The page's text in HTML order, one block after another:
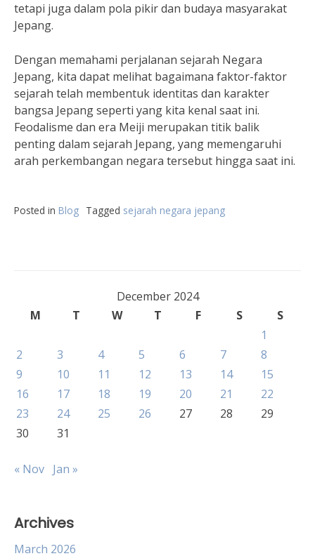
tetapi juga dalam pola pikir dan budaya masyarakat
Jepang.
Dengan memahami perjalanan sejarah Negara
Jepang, kita dapat melihat bagaimana faktor-faktor
sejarah telah membentuk identitas dan karakter
bangsa Jepang seperti yang kita kenal saat ini.
Feodalisme dan era Meiji merupakan titik balik
penting dalam sejarah Jepang, yang memengaruhi
arah perkembangan negara tersebut hingga saat ini.
Posted in Blog Tagged sejarah negara jepang
December 2024
M
T W T F S
S
1
2
3 4 5 6 7
8
9
10 11 12 13 14
15
16
17 18 19 20 21
22
23
24 25 26 27 28
29
30
31
« Nov Jan »
Archives
March 2026